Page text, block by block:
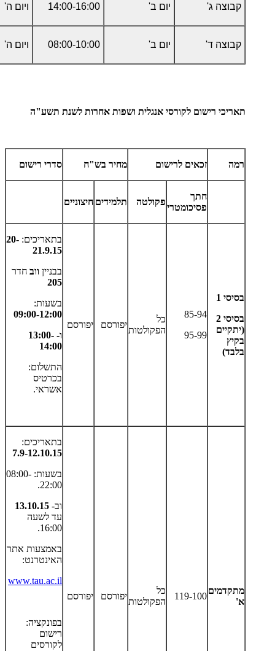
קבוצה ג' יום ב' 14:00-16:00 ויום ה'
קבוצה ד' יום ב' 08:00-10:00 ויום ה'
תאריכי רישום לקורסי אנגלית ושפות אחרות לשנת תשע"ה
רמה זכאים לרישום מחיר בש"ח סדרי רישום
חתך
פסיכומטרי
פקולטה תלמידים חיצוניים
בסיסי 1
בסיסי 2
(יתקיים
בקיץ
בלבד)
85-94
95-99
כל
הפקולטות
יפורסם יפורסם
בתאריכים: 20-
21.9.15
בבניין ווב חדר
205
בשעות:
09:00-12:00
ו- 13:00-
14:00
התשלום:
בכרטיס
אשראי.
מתקדמים
א'
119-100
כל
הפקולטות
יפורסם יפורסם
בתאריכים:
7.9-12.10.15
בשעות: 08:00-
22:00.
וב- 13.10.15
עד לשעה
16:00.
באמצעות אתר
האינטרנט:
www.tau.ac.il
בפונקציה:
רישום
לקורסים